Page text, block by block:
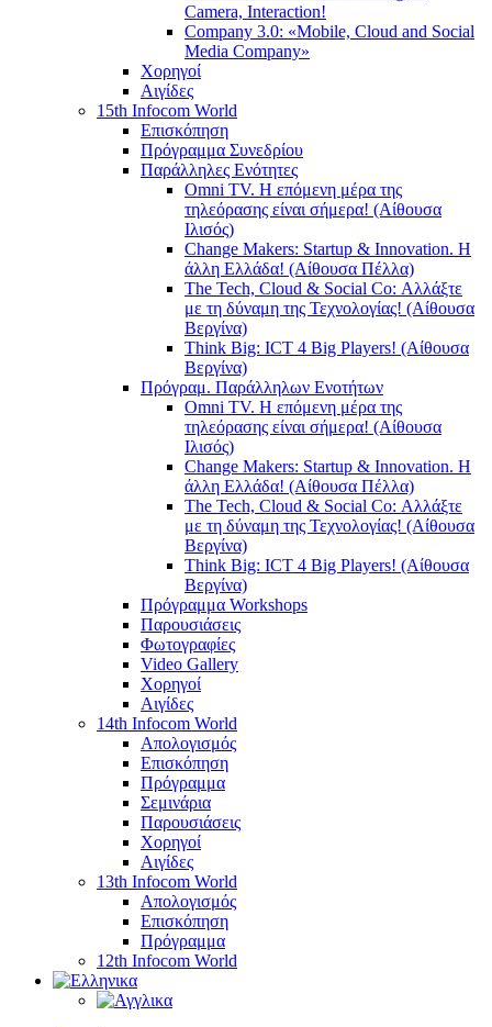
Camera, Interaction!
Company 3.0: «Mobile, Cloud and Social
Media Company»
Χορηγοί
Αιγίδες
15th Infocom World
Επισκόπηση
Πρόγραμμα Συνεδρίου
Παράλληλες Ενότητες
Omni TV. Η επόμενη μέρα της
τηλεόρασης είναι σήμερα! (Αίθουσα
Ιλισός)
Change Makers: Startup & Innovation. Η
άλλη Ελλάδα! (Αίθουσα Πέλλα)
The Tech, Cloud & Social Co: Αλλάξτε
με τη δύναμη της Τεχνολογίας! (Αίθουσα
Βεργίνα)
Think Big: ICT 4 Big Players! (Αίθουσα
Βεργίνα)
Πρόγραμ. Παράλληλων Ενοτήτων
Omni TV. Η επόμενη μέρα της
τηλεόρασης είναι σήμερα! (Αίθουσα
Ιλισός)
Change Makers: Startup & Innovation. Η
άλλη Ελλάδα! (Αίθουσα Πέλλα)
The Tech, Cloud & Social Co: Αλλάξτε
με τη δύναμη της Τεχνολογίας! (Αίθουσα
Βεργίνα)
Think Big: ICT 4 Big Players! (Αίθουσα
Βεργίνα)
Πρόγραμμα Workshops
Παρουσιάσεις
Φωτογραφίες
Video Gallery
Χορηγοί
Αιγίδες
14th Infocom World
Απολογισμός
Επισκόπηση
Πρόγραμμα
Σεμινάρια
Παρουσιάσεις
Χορηγοί
Αιγίδες
13th Infocom World
Απολογισμός
Επισκόπηση
Πρόγραμμα
12th Infocom World